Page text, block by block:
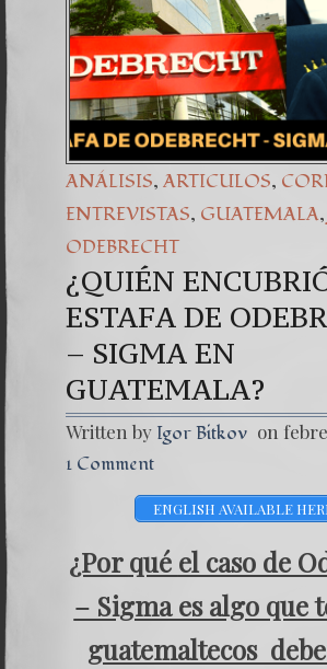
ANÁLISIS, ARTICULOS,
ENTREVISTAS, GUATEMALA,
ODEBRECHT
¿QUIÉN
ESTAFA DE
– SIGMA EN
GUATEMALA?
Written by Igor Bitkov on
1 Comment
ENGLISH AVAILABLE
¿Porqué el caso de
– Sigma es algo que
guatemaltecos